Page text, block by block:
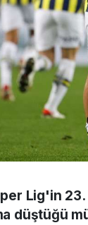
Lig'in
düştüğü